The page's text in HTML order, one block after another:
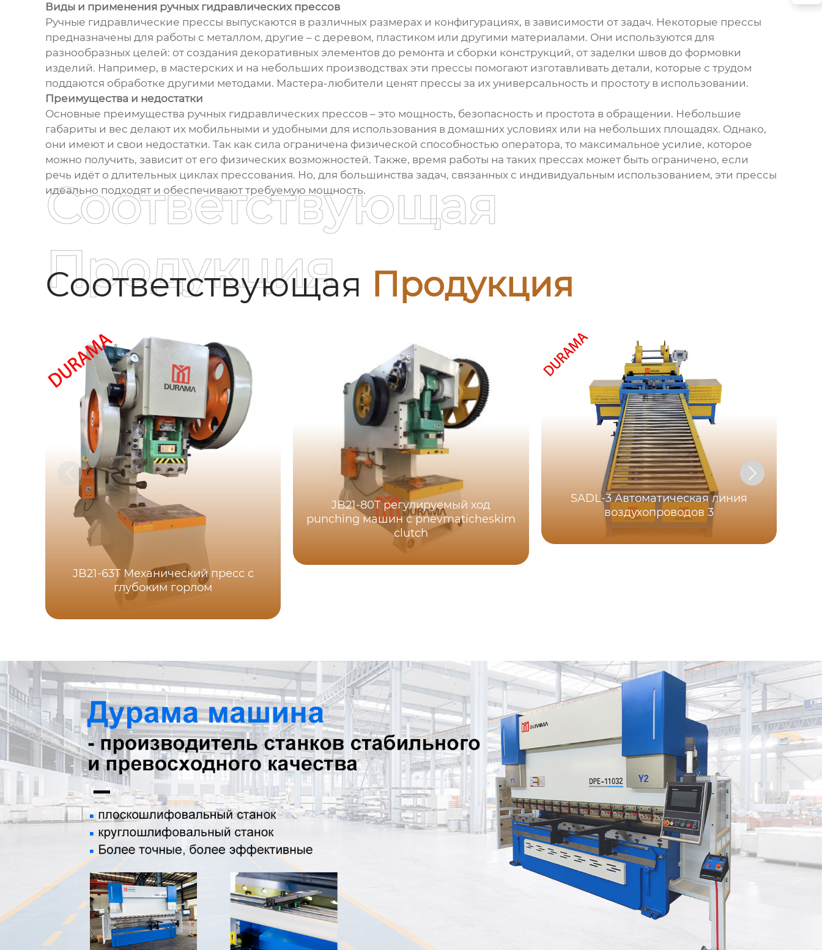
Виды и применения ручных гидравлических прессов
Ручные гидравлические прессы выпускаются в различных размерах и конфигурациях, в зависимости от задач. Некоторые прессы
предназначены для работы с металлом, другие – с деревом, пластиком или другими материалами. Они используются для
разнообразных целей: от создания декоративных элементов до ремонта и сборки конструкций, от заделки швов до формовки
изделий. Например, в мастерских и на небольших производствах эти прессы помогают изготавливать детали, которые с трудом
поддаются обработке другими методами. Мастера-любители ценят прессы за их универсальность и простоту в использовании.
Преимущества и недостатки
Основные преимущества ручных гидравлических прессов – это мощность, безопасность и простота в обращении. Небольшие
габариты и вес делают их мобильными и удобными для использования в домашних условиях или на небольших площадях. Однако,
они имеют и свои недостатки. Так как сила ограничена физической способностью оператора, то максимальное усилие, которое
можно получить, зависит от его физических возможностей. Также, время работы на таких прессах может быть ограничено, если
речь идёт о длительных циклах прессования. Но, для большинства задач, связанных с индивидуальным использованием, эти прессы
идеально подходят и обеспечивают требуемую мощность.
Соответствующая Продукция
Соответствующая
Продукция
JB21-63T Механический пресс с
глубоким горлом
JB21-80T регулируемый ход
punching машин с pnevmaticheskim
clutch
SADL-3 Автоматическая линия
воздухопроводов 3